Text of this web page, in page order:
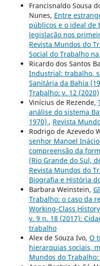
Francisnaldo Sousa
Nunes, Entre
públicos e o ideal
legislação nos
Revista Mundos do
Social do Trabalho
Ricardo dos Santos
Industrial: trabalho,
Sanitária da Bahia
Trabalho: v. 12 (2020)
Vinícius de Rezende,
análise do sistema
1970) , Revista
Rodrigo de Azevedo
senhor Manoel
compreensão da
(Rio Grande do Sul,
Revista Mundos do
Biografia e História
Barbara Weinstein,
Trabalho: o caso da
Working-Class History
v. 9 n. 18 (2017):
trabalho
Alex de Souza Ivo, O
hierarquias sociais,
Mundos do Trabalho: